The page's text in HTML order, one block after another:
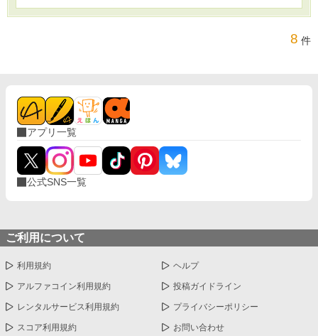
8 件
アプリ一覧
公式SNS一覧
ご利用について
利用規約 ヘルプ
アルファコイン利用規約 投稿ガイドライン
レンタルサービス利用規約 プライバシーポリシー
スコア利用規約 お問い合わせ